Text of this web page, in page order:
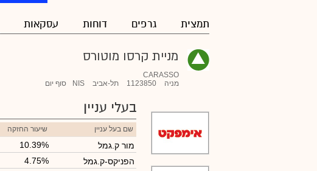
תמצית גרפים דוחות עסקאות
מניית קרסו מוטורס
CARASSO
מניה
1123850 תל-אביב NIS סוף יום
בעלי עניין
שם בעל עניין שיעור החזקה
מור ק.גמל 10.39%
הפניקס-ק.גמל
4.75%